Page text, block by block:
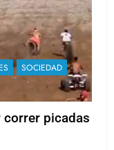
SOCIEDAD
correr picadas